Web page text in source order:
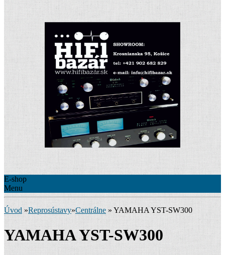
E-shop
Menu
Úvod »Reprosústavy»Centrálne » YAMAHA YST-SW300
YAMAHA YST-SW300